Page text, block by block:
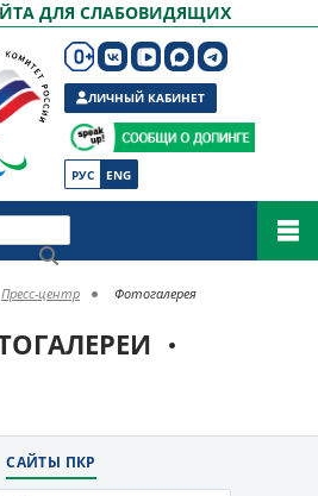
ДЛЯ СЛАБОВИДЯЩИХ
РУС ENG
ЛИЧНЫЙ КАБИНЕТ
Пресс-центр Фотогалерея
САЙТЫ ПКР